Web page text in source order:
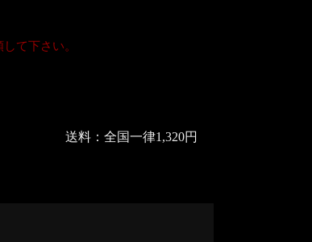
て下さい。
送料：全国一律1,320円